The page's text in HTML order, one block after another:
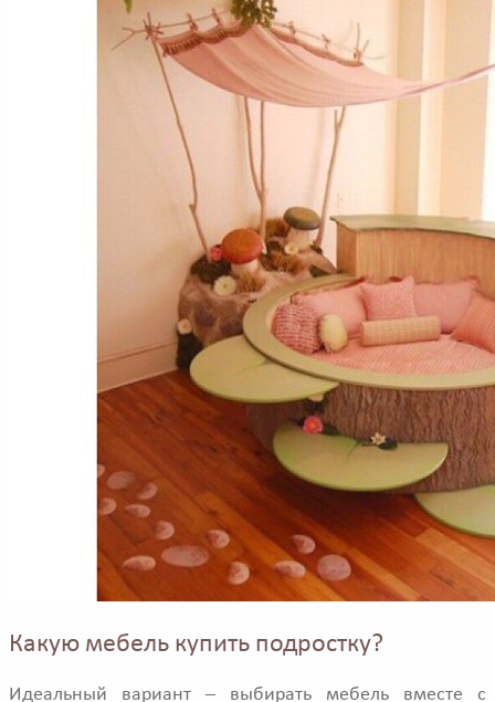
Какую мебель купить подростку?
Идеальный вариант – выбирать мебель вместе с